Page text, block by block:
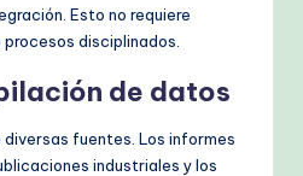
Esto no requiere
disciplinados.
de datos
fuentes. Los informes
industriales y los